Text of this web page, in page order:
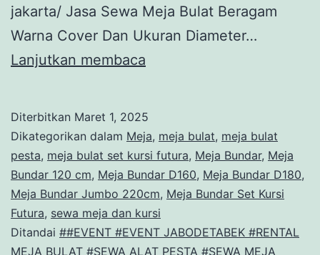
jakarta/ Jasa Sewa Meja Bulat Beragam
Warna Cover Dan Ukuran Diameter…
Lanjutkan membaca
Bulat
Beragam
Warna
Cover
Dan
Diterbitkan Maret 1, 2025
Dikategorikan dalam Meja, meja bulat, meja bulat
pesta, meja bulat set kursi futura, Meja Bundar, Meja
Bundar 120 cm, Meja Bundar D160, Meja Bundar D180,
Meja Bundar Jumbo 220cm, Meja Bundar Set Kursi
Futura, sewa meja dan kursi
Ditandai ##EVENT #EVENT JABODETABEK #RENTAL
MEJA BULAT #SEWA ALAT PESTA #SEWA MEJA